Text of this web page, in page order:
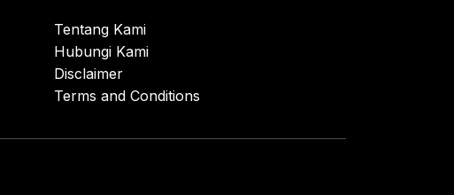
Tentang Kami
Hubungi Kami
Disclaimer
Terms and Conditions